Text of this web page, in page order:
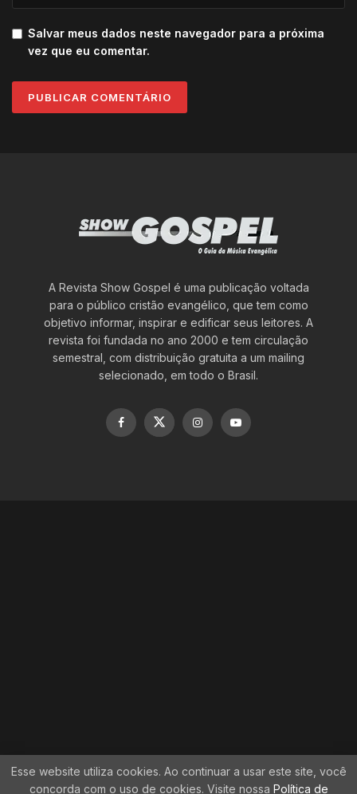
Salvar meus dados neste navegador para a próxima
vez que eu comentar.
A Revista Show Gospel é uma publicação voltada
para o público cristão evangélico, que tem como
objetivo informar, inspirar e edificar seus leitores. A
revista foi fundada no ano 2000 e tem circulação
semestral, com distribuição gratuita a um mailing
selecionado, em todo o Brasil.
Esse website utiliza cookies. Ao continuar a usar este site, você
concorda com o uso de cookies. Visite nossa Política de